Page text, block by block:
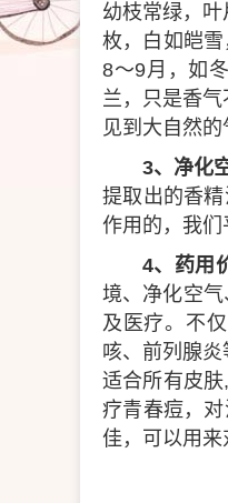
幼枝常绿，
枚，白如皑
8～9月，如
兰，只是香
见到大自然
3、净化
提取出的香
作用的，我们
4、药用
境、净化空
及医疗。不
咳、前列腺
适合所有皮
疗青春痘，
佳，可以用来